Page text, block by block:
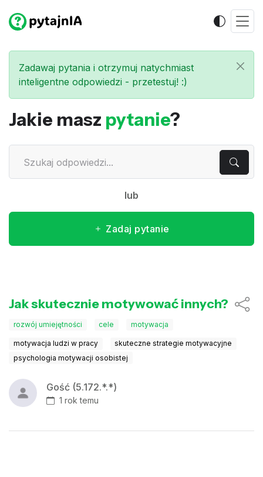
Zadawaj pytania i otrzymuj natychmiast
inteligentne odpowiedzi - przetestuj! :)
Jakie masz pytanie?
lub
Zadaj pytanie
Jak skutecznie motywować innych?
rozwój umiejętności cele motywacja
motywacja ludzi w pracy
skuteczne strategie motywacyjne
psychologia motywacji osobistej
Gość (5.172.*.*)
1 rok temu